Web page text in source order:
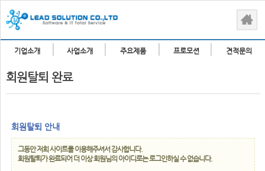
기업소개 사업소개 주요제품 프로모션 견적문의
회원탈퇴 완료
회원탈퇴 안내
그동안 저희 사이트를 이용해주셔서 감사합니다.
회원탈퇴가 완료되어 더 이상 회원님의 아이디로는 로그인하실 수 없습니다.